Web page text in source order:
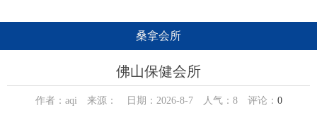
桑拿会所
佛山保健会所
作者：aqi 来源： 日期：2026-8-7 人气： 8评论： 0